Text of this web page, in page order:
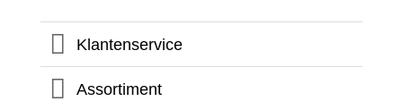
Klantenservice
Assortiment